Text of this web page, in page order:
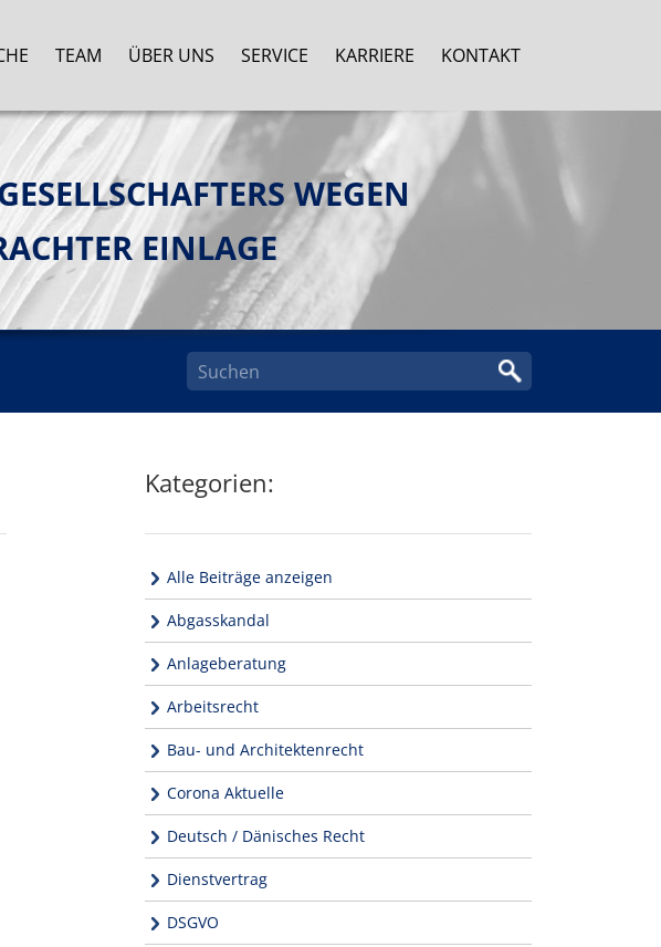
TEAM ÜBER UNS SERVICE KARRIERE KONTAKT
WEGEN
EINLAGE
Kategorien:
Alle Beiträge anzeigen
Abgasskandal
Anlageberatung
Arbeitsrecht
Bau- und Architektenrecht
Corona Aktuelle
Deutsch / Dänisches Recht
Dienstvertrag
DSGVO